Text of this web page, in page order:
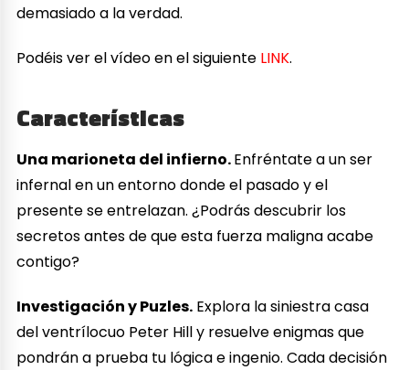
demasiado a la verdad.
Podéis ver el vídeo en el siguiente LINK.
Características
Una marioneta del infierno.Enfréntate a un ser
infernal en un entorno donde el pasado y el
presente se entrelazan. ¿Podrás descubrir los
secretos antes de que esta fuerza maligna acabe
contigo?
Investigación y Puzles. Explora la siniestra casa
del ventrílocuo Peter Hill y resuelve enigmas que
pondrán a prueba tu lógica e ingenio. Cada decisión